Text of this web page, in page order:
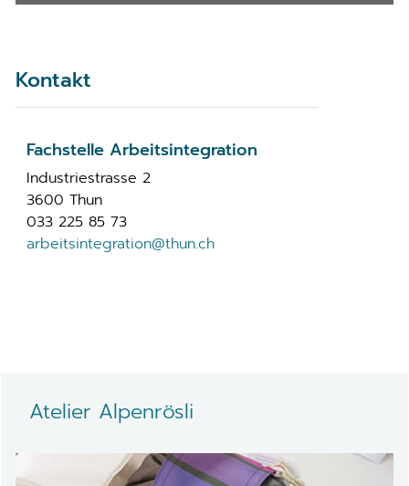
Kontakt
Fachstelle Arbeitsintegration
Industriestrasse 2
3600 Thun
033 225 85 73
arbeitsintegration@thun.ch
Atelier Alpenrösli